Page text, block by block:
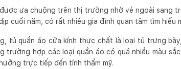
ưa chuộng trên thị trường nhờ vẻ ngoài sang
cuối năm, có rất nhiều gia đình quan tâm tìm hiểu
tủ quần áo cửa kính thực chất là loại tủ trưng
trường hợp các loại quần áo có quá nhiều màu
trực tiếp đến tính thẩm mỹ.